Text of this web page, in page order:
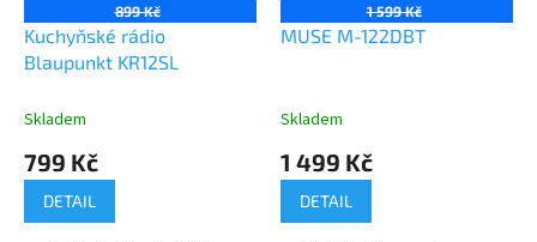
899 Kč
Kuchyňské rádio
Blaupunkt KR12SL
Skladem
799 Kč
DETAIL
1 599 Kč
MUSE M-122DBT
Skladem
1 499 Kč
DETAIL